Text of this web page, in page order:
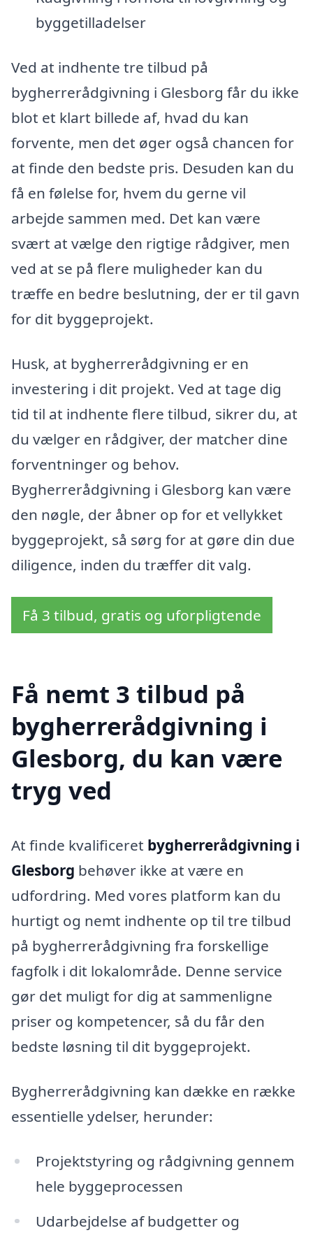
byggetilladelser
Ved at indhente tre tilbud på
bygherrerådgivning i Glesborg får du ikke
blot et klart billede af, hvad du kan
forvente, men det øger også chancen for
at finde den bedste pris. Desuden kan du
få en følelse for, hvem du gerne vil
arbejde sammen med. Det kan være
svært at vælge den rigtige rådgiver, men
ved at se på flere muligheder kan du
træffe en bedre beslutning, der er til gavn
for dit byggeprojekt.
Husk, at bygherrerådgivning er en
investering i dit projekt. Ved at tage dig
tid til at indhente flere tilbud, sikrer du, at
du vælger en rådgiver, der matcher dine
forventninger og behov.
Bygherrerådgivning i Glesborg kan være
den nøgle, der åbner op for et vellykket
byggeprojekt, så sørg for at gøre din due
diligence, inden du træffer dit valg.
Få 3 tilbud, gratis og uforpligtende
Få nemt 3 tilbud på
bygherrerådgivning i
Glesborg, du kan være
tryg ved
At finde kvalificeret bygherrerådgivning i
Glesborg behøver ikke at være en
udfordring. Med vores platform kan du
hurtigt og nemt indhente op til tre tilbud
på bygherrerådgivning fra forskellige
fagfolk i dit lokalområde. Denne service
gør det muligt for dig at sammenligne
priser og kompetencer, så du får den
bedste løsning til dit byggeprojekt.
Bygherrerådgivning kan dække en række
essentielle ydelser, herunder:
Projektstyring og rådgivning gennem
hele byggeprocessen
Udarbejdelse af budgetter og